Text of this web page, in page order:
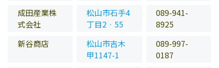
成田産業株
式会社
松山市石手4
丁目2‐55
089-941-
8925
新谷商店
松山市吉木
甲1147-1
089-997-
0187